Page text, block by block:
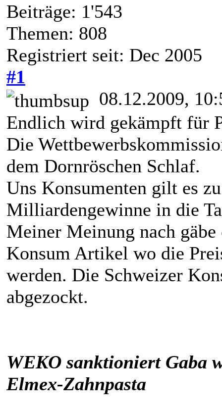
Beiträge: 1'543
Themen: 808
Registriert seit: Dec 2005
#1
08.12.2009,
Endlich wird gekämpft für
Die
dem Dornröschen Schlaf.
Uns Konsumenten gilt es
Milliardengewinne in die
Meiner Meinung nach gäbe
Konsum Artikel wo die
werden. Die Schweizer
abgezockt.
WEKO sanktioniert Gaba
Elmex-Zahnpasta